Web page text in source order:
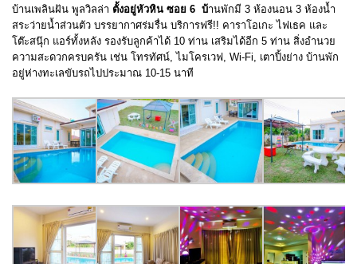
บ้านเพลินฝัน พูลวิลล่า ตั้งอยู่หัวหิน ซอย 6 บ้านพักมี 3 ห้องนอน 3 ห้องน้ำ
สระว่ายน้ำส่วนตัว บรรยากาศร่มรื่น บริการฟรี!! คาราโอเกะ ไฟเธค และ
โต๊ะสนุ๊ก แอร์ทั้งหลัง รองรับลูกค้าได้ 10 ท่าน เสริมได้อีก 5 ท่าน สิ่งอำนวย
ความสะดวกครบครัน เช่น โทรทัศน์, ไมโครเวฟ, Wi-Fi, เตาปิ้งย่าง บ้านพัก
อยู่ห่างทะเลขับรถไปประมาณ 10-15 นาที